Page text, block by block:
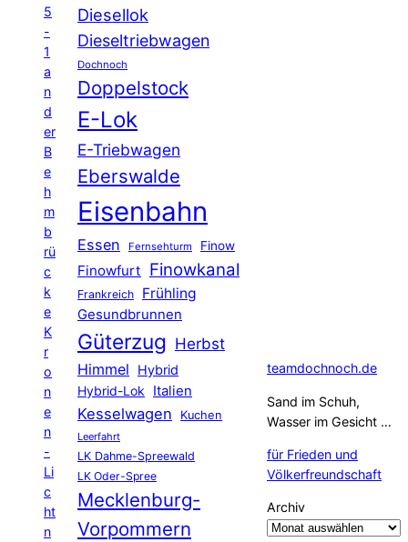
5
-
1
a
n
d
er
B
e
h
m
b
rü
c
k
e
K
r
o
n
e
n
-
Li
c
ht
n
Diesellok
Dieseltriebwagen
Dochnoch
Doppelstock
E-Lok
E-Triebwagen
Eberswalde
Eisenbahn
Essen Fernsehturm Finow
Finowfurt Finowkanal
Frankreich Frühling
Gesundbrunnen
Güterzug Herbst
Himmel
Hybrid
Hybrid-Lok Italien
Kesselwagen Kuchen
Leerfahrt
LK Dahme-Spreewald
LK Oder-Spree
Mecklenburg-
Vorpommern
teamdochnoch.de
Sand im Schuh,
Wasser im Gesicht …
für Frieden und
Völkerfreundschaft
Archiv